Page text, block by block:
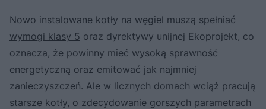
Nowo instalowane kotły na węgiel muszą spełniać
wymogi klasy 5 oraz dyrektywy unijnej Ekoprojekt, co
oznacza, że powinny mieć wysoką sprawność
energetyczną oraz emitować jak najmniej
zanieczyszczeń. Ale w licznych domach wciąż pracują
starsze kotły, o zdecydowanie gorszych parametrach